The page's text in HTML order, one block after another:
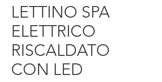
LETTINO SPA
ELETTRICO
RISCALDATO
CON LED